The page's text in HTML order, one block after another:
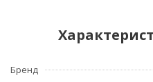
Бренд